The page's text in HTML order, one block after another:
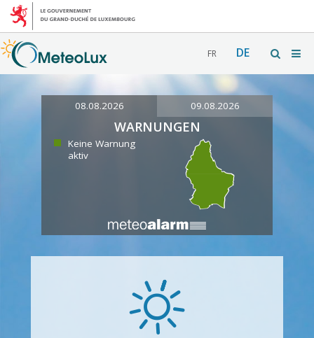
FR DE
08.08.2026 09.08.2026
WARNUNGEN
Keine Warnung
aktiv